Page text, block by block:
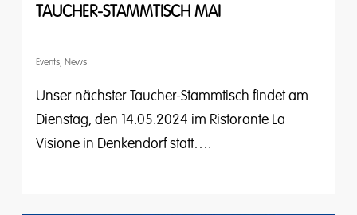
TAUCHER-STAMMTISCH MAI
Events, News
Unser nächster Taucher-Stammtisch findet am
Dienstag, den 14.05.2024 im Ristorante La
Visione in Denkendorf statt….